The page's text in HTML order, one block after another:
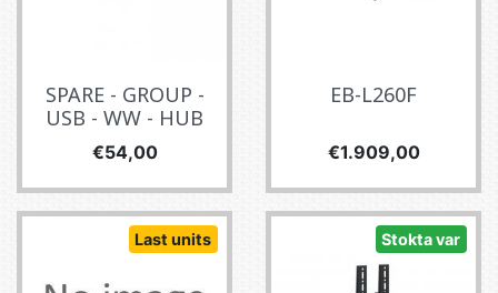
SPARE - GROUP -
USB - WW - HUB
Fiyat
€54,00
EB-L260F
Fiyat
€1.909,00
Last units Stokta var